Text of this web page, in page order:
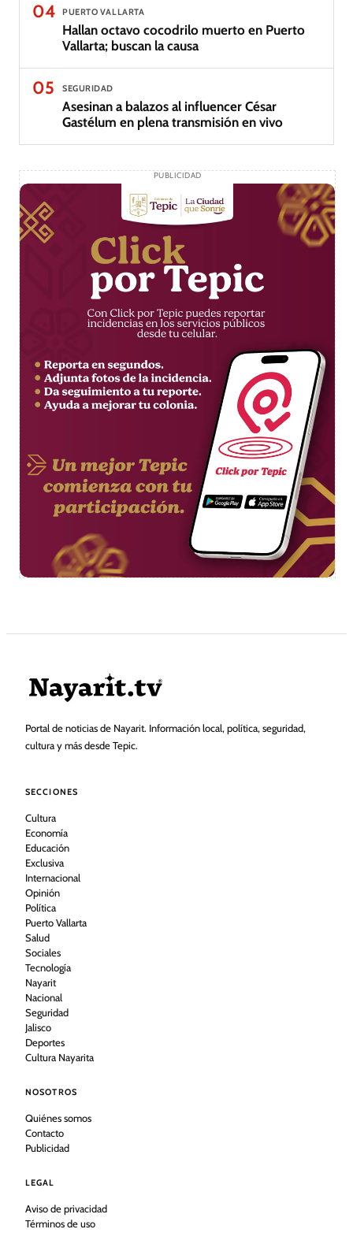
04 PUERTO VALLARTA
Hallan octavo cocodrilo muerto en Puerto
Vallarta; buscan la causa
05 SEGURIDAD
Asesinan a balazos al influencer César
Gastélum en plena transmisión en vivo
PUBLICIDAD
Portal de noticias de Nayarit. Información local, política, seguridad,
cultura y más desde Tepic.
SECCIONES
Cultura
Economía
Educación
Exclusiva
Internacional
Opinión
Política
Puerto Vallarta
Salud
Sociales
Tecnología
Nayarit
Nacional
Seguridad
Jalisco
Deportes
Cultura Nayarita
NOSOTROS
Quiénes somos
Contacto
Publicidad
LEGAL
Aviso de privacidad
Términos de uso